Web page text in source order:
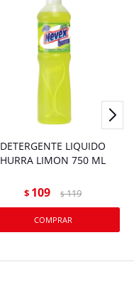
DETERGENTE LIQUIDO
HURRA LIMON 750 ML
$ 109 $ 119